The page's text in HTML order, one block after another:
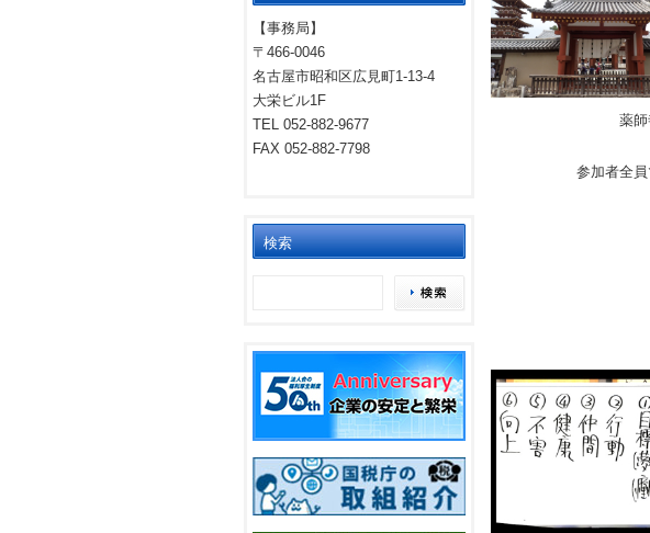
薬師
参加者全員
【事務局】
〒466-0046
名古屋市昭和区広見町1-13-4
大栄ビル1F
TEL 052-882-9677
FAX 052-882-7798
検索